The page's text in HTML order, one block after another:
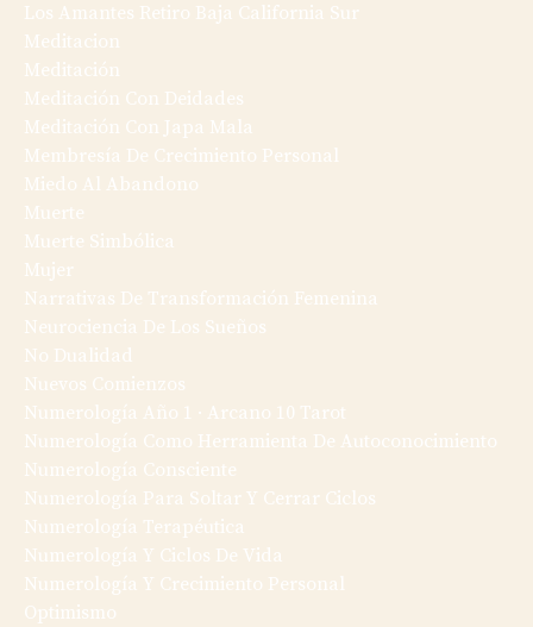
Los Amantes Retiro Baja California Sur
Meditacion
Meditación
Meditación Con Deidades
Meditación Con Japa Mala
Membresía De Crecimiento Personal
Miedo Al Abandono
Muerte
Muerte Simbólica
Mujer
Narrativas De Transformación Femenina
Neurociencia De Los Sueños
No Dualidad
Nuevos Comienzos
Numerología Año 1 · Arcano 10 Tarot
Numerología Como Herramienta De Autoconocimiento
Numerología Consciente
Numerología Para Soltar Y Cerrar Ciclos
Numerología Terapéutica
Numerología Y Ciclos De Vida
Numerología Y Crecimiento Personal
Optimismo